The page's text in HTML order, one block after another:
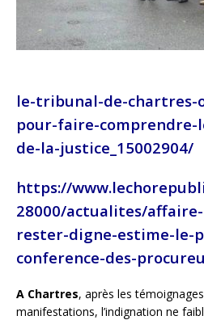
le-tribunal-de-chartres-
pour-faire-
de-la-justice_15002904/
https://
28000/actualites/
rester-digne-estime-le-
conference-des-
A Chartres, après les
manifestations, l’indignation ne